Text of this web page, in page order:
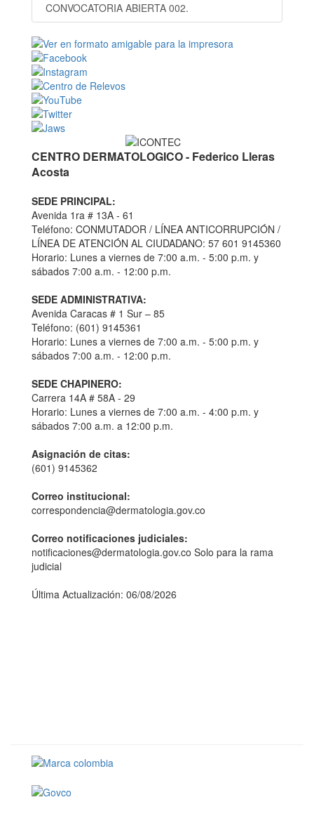
CONVOCATORIA ABIERTA 002.
CENTRO DERMATOLOGICO - Federico Lleras
Acosta
SEDE PRINCIPAL:
Avenida 1ra # 13A - 61
Teléfono: CONMUTADOR / LÍNEA ANTICORRUPCIÓN /
LÍNEA DE ATENCIÓN AL CIUDADANO: 57 601 9145360
Horario: Lunes a viernes de 7:00 a.m. - 5:00 p.m. y
sábados 7:00 a.m. - 12:00 p.m.
SEDE ADMINISTRATIVA:
Avenida Caracas # 1 Sur – 85
Teléfono: (601) 9145361
Horario: Lunes a viernes de 7:00 a.m. - 5:00 p.m. y
sábados 7:00 a.m. - 12:00 p.m.
SEDE CHAPINERO:
Carrera 14A # 58A - 29
Horario: Lunes a viernes de 7:00 a.m. - 4:00 p.m. y
sábados 7:00 a.m. a 12:00 p.m.
Asignación de citas:
(601) 9145362
Correo institucional:
correspondencia@dermatologia.gov.co
Correo notificaciones judiciales:
notificaciones@dermatologia.gov.co Solo para la rama
judicial
Última Actualización: 06/08/2026